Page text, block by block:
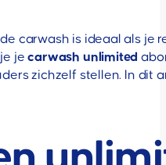
carwash is ideaal als je
je jecarwash unlimited
zichzelf stellen. In dit